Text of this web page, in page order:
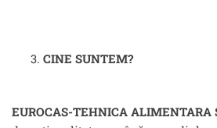
CINE SUNTEM?
EUROCAS-TEHNICA ALIMENTARA